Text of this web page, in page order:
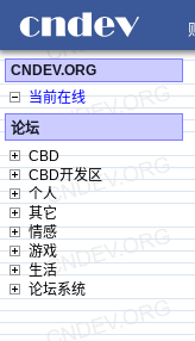
CNDEV.ORG
当前在线
论坛
CBD
CBD开发区
个人
其它
情感
游戏
生活
论坛系统